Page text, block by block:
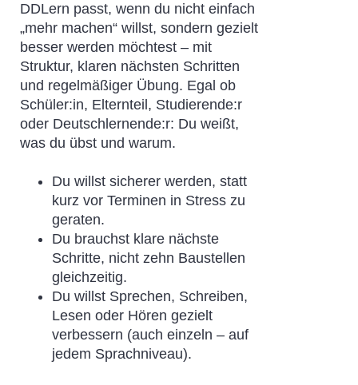
DDLern passt, wenn du nicht einfach
„mehr machen“ willst, sondern gezielt
besser werden möchtest – mit
Struktur, klaren nächsten Schritten
und regelmäßiger Übung. Egal ob
Schüler:in, Elternteil, Studierende:r
oder Deutschlernende:r: Du weißt,
was du übst und warum.
Du willst sicherer werden, statt
kurz vor Terminen in Stress zu
geraten.
Du brauchst klare nächste
Schritte, nicht zehn Baustellen
gleichzeitig.
Du willst Sprechen, Schreiben,
Lesen oder Hören gezielt
verbessern (auch einzeln – auf
jedem Sprachniveau).